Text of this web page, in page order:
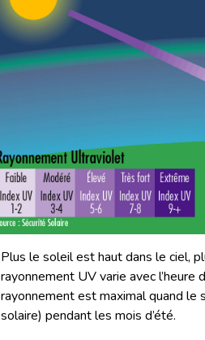
Plus le soleil est haut dans le ciel,
rayonnement UV varie avec l’heure
rayonnement est maximal quand le
solaire) pendant les mois d’été.